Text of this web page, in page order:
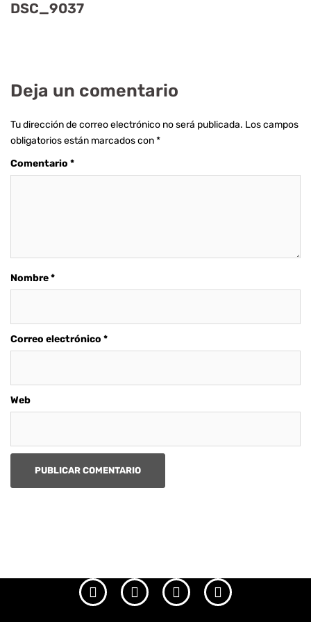
DSC_9037
Deja un comentario
Tu dirección de correo electrónico no será publicada. Los campos
obligatorios están marcados con*
Comentario *
Nombre*
Correo electrónico *
Web